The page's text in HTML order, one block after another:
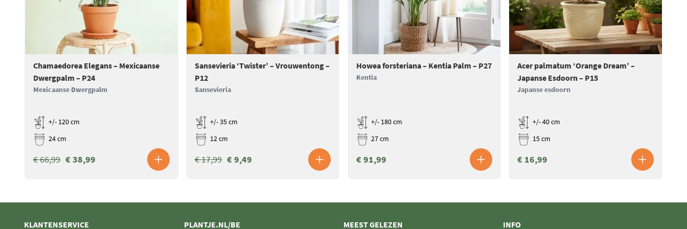
Chamaedorea Elegans – Mexicaanse
Dwergpalm – P24
Mexicaanse Dwergpalm
+/- 120 cm
24 cm
€ 38,99
€ 66,99
Sansevieria ‘Twister’ – Vrouwentong –
P12
Sansevieria
+/- 35 cm
12 cm
€ 9,49
€ 17,99
Howea forsteriana – Kentia Palm – P27
Kentia
+/- 180 cm
27 cm
€ 91,99
Acer palmatum ‘Orange Dream’ –
Japanse Esdoorn – P15
Japanse esdoorn
+/- 40 cm
15 cm
€ 16,99
KLANTENSERVICE PLANTJE.NL/BE MEEST GELEZEN INFO